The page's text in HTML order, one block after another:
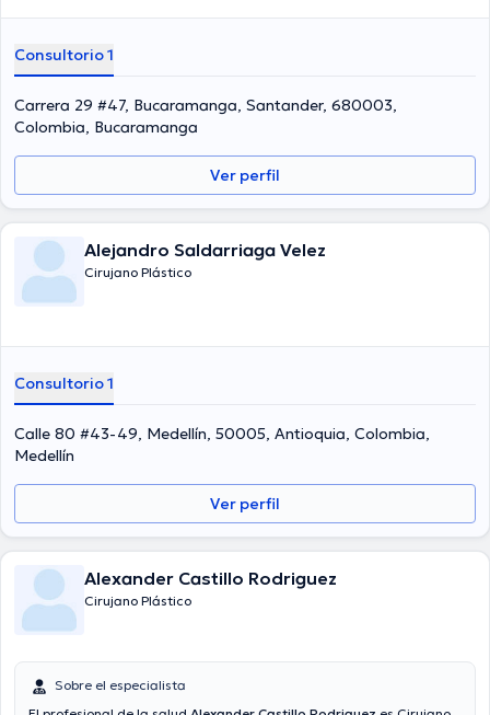
Consultorio 1
Carrera 29 #47, Bucaramanga, Santander, 680003,
Colombia, Bucaramanga
Ver perfil
Alejandro Saldarriaga Velez
Cirujano Plástico
Consultorio 1
Calle 80 #43-49, Medellín, 50005, Antioquia, Colombia,
Medellín
Ver perfil
Alexander Castillo Rodriguez
Cirujano Plástico
Sobre el especialista